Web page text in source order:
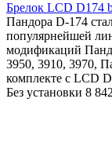
Брелок LCD D174
Пандора D-174
популярнейшей
модификаций
3950, 3910, 3970,
комплекте с LCD
Без установки 8